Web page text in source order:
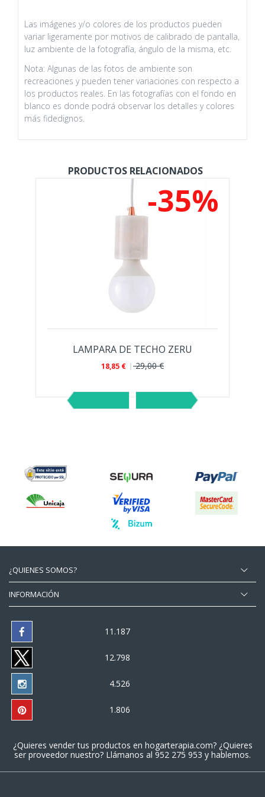
Las imágenes y/o colores de los productos pueden
variar ligeramente por motivos de calibrado de pantalla,
luz ambiente de la fotografía, ángulo de la misma, etc.
Nota: Algunas de las fotos de ambiente son
recreaciones y pueden tener variaciones con respecto a
los productos reales. En las fotografías con el fondo en
blanco es donde podrá observar los detalles y colores
más fidedignos.
PRODUCTOS RELACIONADOS
-35%
LAMPARA DE TECHO ZERU
18,85 € 29,00 €
¿QUIENES SOMOS?
INFORMACIÓN
11.187
12.798
4.526
1.806
¿Quieres vender tus productos en hogarterapia.com? ¿Quieres
ser proveedor nuestro? Llámanos al 952 275 953 y hablemos.